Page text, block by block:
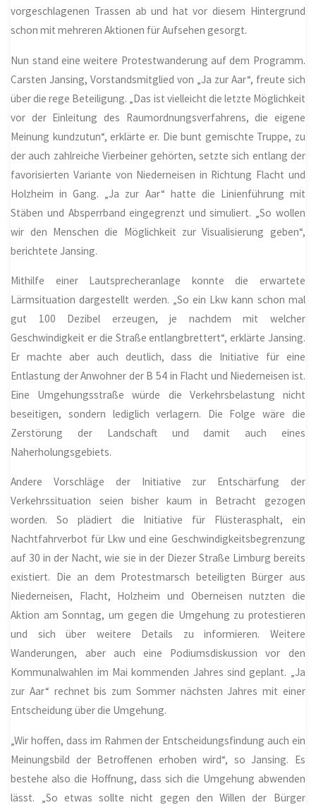
vorgeschlagenen Trassen ab und hat vor diesem Hintergrund
schon mit mehreren Aktionen für Aufsehen gesorgt.
Nun stand eine weitere Protestwanderung auf dem Programm.
Carsten Jansing, Vorstandsmitglied von „Ja zur Aar“, freute sich
über die rege Beteiligung. „Das ist vielleicht die letzte Möglichkeit
vor der Einleitung des Raumordnungsverfahrens, die eigene
Meinung kundzutun“, erklärte er. Die bunt gemischte Truppe, zu
der auch zahlreiche Vierbeiner gehörten, setzte sich entlang der
favorisierten Variante von Niederneisen in Richtung Flacht und
Holzheim in Gang. „Ja zur Aar“ hatte die Linienführung mit
Stäben und Absperrband eingegrenzt und simuliert. „So wollen
wir den Menschen die Möglichkeit zur Visualisierung geben“,
berichtete Jansing.
Mithilfe einer Lautsprecheranlage konnte die erwartete
Lärmsituation dargestellt werden. „So ein Lkw kann schon mal
gut 100 Dezibel erzeugen, je nachdem mit welcher
Geschwindigkeit er die Straße entlangbrettert“, erklärte Jansing.
Er machte aber auch deutlich, dass die Initiative für eine
Entlastung der Anwohner der B 54 in Flacht und Niederneisen ist.
Eine Umgehungsstraße würde die Verkehrsbelastung nicht
beseitigen, sondern lediglich verlagern. Die Folge wäre die
Zerstörung der Landschaft und damit auch eines
Naherholungsgebiets.
Andere Vorschläge der Initiative zur Entschärfung der
Verkehrssituation seien bisher kaum in Betracht gezogen
worden. So plädiert die Initiative für Flüsterasphalt, ein
Nachtfahrverbot für Lkw und eine Geschwindigkeitsbegrenzung
auf 30 in der Nacht, wie sie in der Diezer Straße Limburg bereits
existiert. Die an dem Protestmarsch beteiligten Bürger aus
Niederneisen, Flacht, Holzheim und Oberneisen nutzten die
Aktion am Sonntag, um gegen die Umgehung zu protestieren
und sich über weitere Details zu informieren. Weitere
Wanderungen, aber auch eine Podiumsdiskussion vor den
Kommunalwahlen im Mai kommenden Jahres sind geplant. „Ja
zur Aar“ rechnet bis zum Sommer nächsten Jahres mit einer
Entscheidung über die Umgehung.
„Wir hoffen, dass im Rahmen der Entscheidungsfindung auch ein
Meinungsbild der Betroffenen erhoben wird“, so Jansing. Es
bestehe also die Hoffnung, dass sich die Umgehung abwenden
lässt. „So etwas sollte nicht gegen den Willen der Bürger